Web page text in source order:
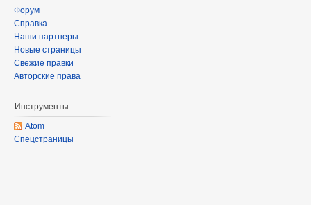
Форум
Справка
Наши партнеры
Новые страницы
Свежие правки
Авторские права
Инструменты
Atom
Спецстраницы